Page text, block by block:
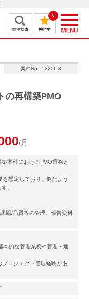
0
案件No：22206-3
の再構築PMO
/月
案件におけるPMO業務と
想定しており、似たよう
。
題/品質等の管理、報告資料
本的な管理業務や管理・運
プロジェクト管理経験があ